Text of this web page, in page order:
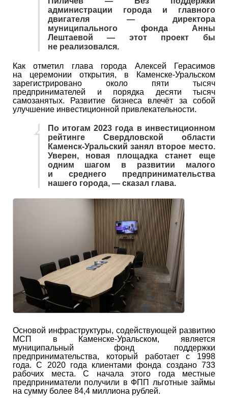
администрации города и главного
двигателя — директора
муниципального фонда Анны
Лештаевой — этот проект бы
не реализовался.
Как отметил глава города Алексей Герасимов
на церемонии открытия, в Каменске-Уральском
зарегистрировано около пяти тысяч
предпринимателей и порядка десяти тысяч
самозанятых. Развитие бизнеса влечёт за собой
улучшение инвестиционной привлекательности.
По итогам 2023 года в инвестиционном
рейтинге Свердловской области
Каменск-Уральский занял второе место.
Уверен, новая площадка станет еще
одним шагом в развитии малого
и среднего предпринимательства
нашего города, — сказал глава.
Основой инфраструктуры, содействующей развитию
МСП в Каменске-Уральском, является
муниципальный фонд поддержки
предпринимательства, который работает с 1998
года. С 2020 года клиентами фонда создано 733
рабочих места. С начала этого года местные
предприниматели получили в ФПП льготные займы
на сумму более 84,4 миллиона рублей.